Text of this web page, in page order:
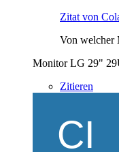
Zitat von
Von welcher
Monitor LG 29"
Zitieren